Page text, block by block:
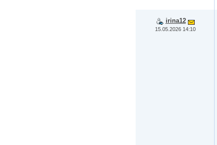
irina12
15.05.2026 14:10